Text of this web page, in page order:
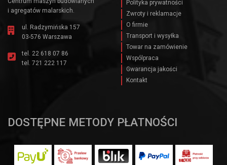
i agregatów malarskich.
ul. Radzymińska 157
03-576 Warszawa
tel. 22 618 07 86
tel. 721 222 117
Polityka prywatności
Zwroty i reklamacje
O firmie
Transport i wysyłka
Towar na zamówienie
Wspólpraca
Gwarancja jakości
Kontakt
DOSTĘPNE METODY PŁATNOŚCI